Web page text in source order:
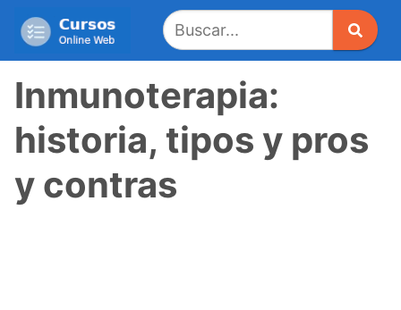
Inmunoterapia:
historia, tipos y pros
y contras